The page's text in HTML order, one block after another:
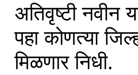
अतिवृष्टी नवीन
पहा कोणत्या
मिळणार निधी.